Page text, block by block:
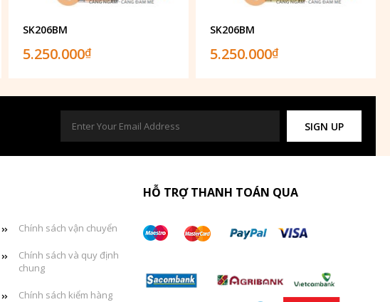
SK206BM
5.250.000₫
SK206BM
5.250.000₫
SIGN UP
Chính sách vận chuyển
Chính sách và quy định
chung
Chính sách kiểm hàng
HỖ TRỢ THANH TOÁN QUA